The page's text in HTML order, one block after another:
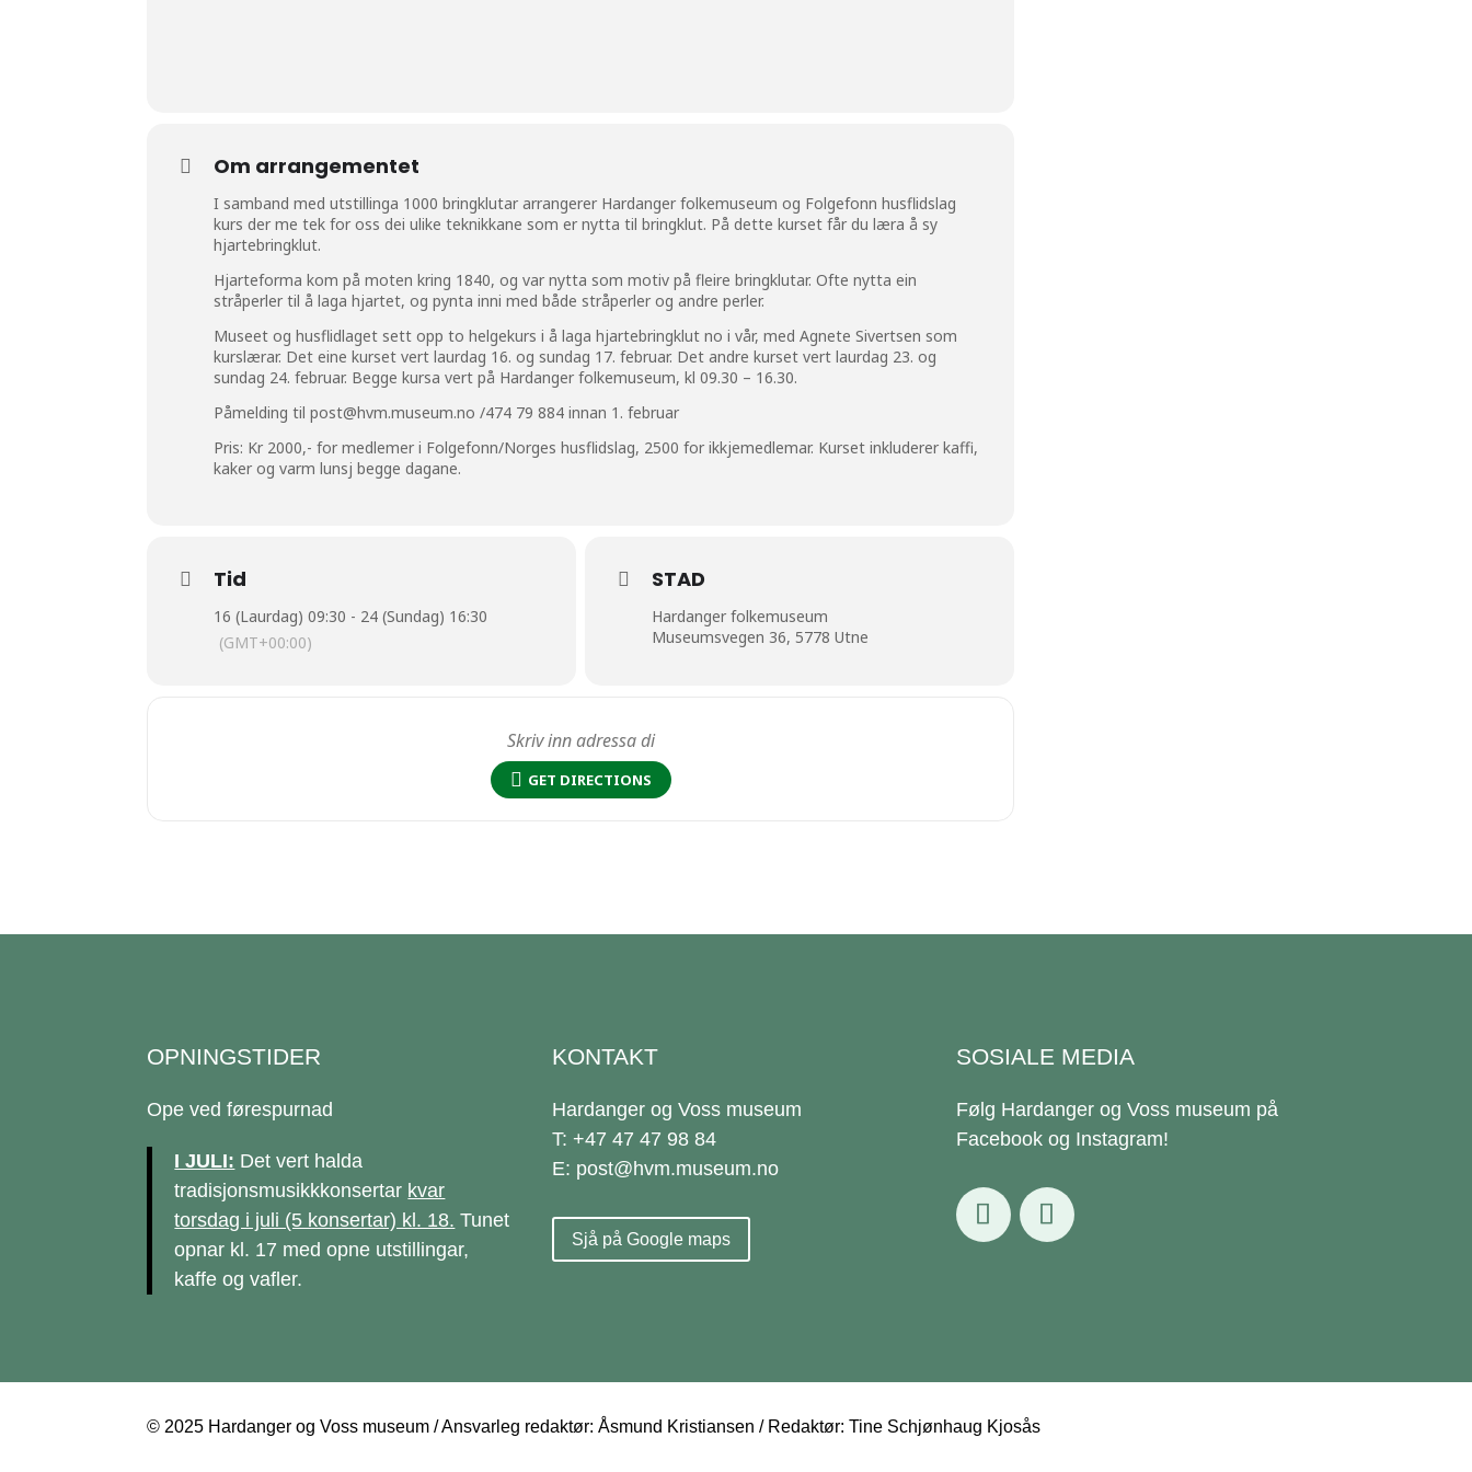
Om arrangementet
I samband med utstillinga 1000 bringklutar arrangerer Hardanger folkemuseum og Folgefonn husflidslag
kurs der me tek for oss dei ulike teknikkane som er nytta til bringklut. På dette kurset får du læra å sy
hjartebringklut.
Hjarteforma kom på moten kring 1840, og var nytta som motiv på fleire bringklutar. Ofte nytta ein
stråperler til å laga hjartet, og pynta inni med både stråperler og andre perler.
Museet og husflidlaget sett opp to helgekurs i å laga hjartebringklut no i vår, med Agnete Sivertsen som
kurslærar. Det eine kurset vert laurdag 16. og sundag 17. februar. Det andre kurset vert laurdag 23. og
sundag 24. februar. Begge kursa vert på Hardanger folkemuseum, kl 09.30 – 16.30.
Påmelding tilpost@hvm.museum.no /474 79 884 innan 1. februar
Pris: Kr 2000,- for medlemer i Folgefonn/Norges husflidslag, 2500 for ikkjemedlemar. Kurset inkluderer kaffi,
kaker og varm lunsj begge dagane.
Tid
16 (Laurdag) 09:30 - 24 (Sundag) 16:30
(GMT+00:00)
STAD
Hardanger folkemuseum
Museumsvegen 36, 5778 Utne
GET DIRECTIONS
OPNINGSTIDER
Ope ved førespurnad
I JULI: Det vert halda
tradisjonsmusikkkonsertar kvar
torsdag i juli (5 konsertar) kl. 18. Tunet
opnar kl. 17 med opne utstillingar,
kaffe og vafler.
KONTAKT
Hardanger og Voss museum
T: +47 47 47 98 84
E: post@hvm.museum.no
Sjå på Google maps
SOSIALE MEDIA
Følg Hardanger og Voss museum på
Facebook og Instagram!
© 2025 Hardanger og Voss museum / Ansvarleg redaktør: Åsmund Kristiansen / Redaktør: Tine Schjønhaug Kjosås